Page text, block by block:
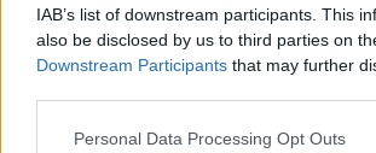
IAB’s list of downstream participants. This
also be disclosed by us to third parties on
Downstream Participants that may further
Please note that this website/app uses one
Personal Data Processing Opt Outs
års omgång inte att innebära några direkt
revolutionerande nyheter – utom en: alla
har dragkrok.